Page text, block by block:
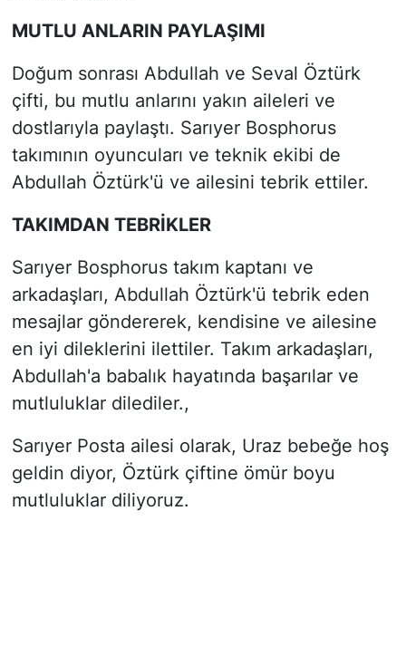
MUTLU ANLARIN PAYLAŞIMI
Doğum sonrası Abdullah ve Seval Öztürk
çifti, bu mutlu anlarını yakın aileleri ve
dostlarıyla paylaştı. Sarıyer Bosphorus
takımının oyuncuları ve teknik ekibi de
Abdullah Öztürk'ü ve ailesini tebrik ettiler.
TAKIMDAN TEBRİKLER
Sarıyer Bosphorus takım kaptanı ve
arkadaşları, Abdullah Öztürk'ü tebrik eden
mesajlar göndererek, kendisine ve ailesine
en iyi dileklerini ilettiler. Takım arkadaşları,
Abdullah'a babalık hayatında başarılar ve
mutluluklar dilediler.,
Sarıyer Posta ailesi olarak, Uraz bebeğe hoş
geldin diyor, Öztürk çiftine ömür boyu
mutluluklar diliyoruz.
TÜRKİYE VE DÜNYA GÜNDEMİ
VİDEO GALERİ
YAŞAM